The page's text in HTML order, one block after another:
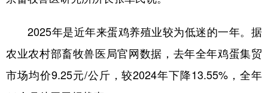
彩票 娱乐 时尚 悦读
公益 一带一路 亚太网 上市公司
2025年是近年来蛋鸡养殖业较为低迷的一年。据
农业农村部畜牧兽医局官网数据，去年全年鸡蛋集贸
市场均价9.25元/公斤，较2024年下降13.55%，全年